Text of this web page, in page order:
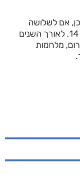
אם לשלושה
ומתנדבת בארגון רפואת חירום מאז גיל 14. לאורך השנים
מלחמות